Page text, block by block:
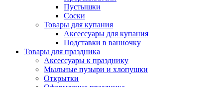
Пустышки
Соски
Товары для купания
Аксессуары для купания
Подставки в ванночку
Товары для праздника
Аксессуары к празднику
Мыльные пузыри и хлопушки
Открытки